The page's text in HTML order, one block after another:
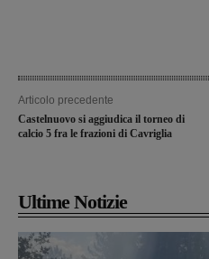
Articolo precedente
Castelnuovo si aggiudica il torneo di
calcio 5 fra le frazioni di Cavriglia
Ultime Notizie